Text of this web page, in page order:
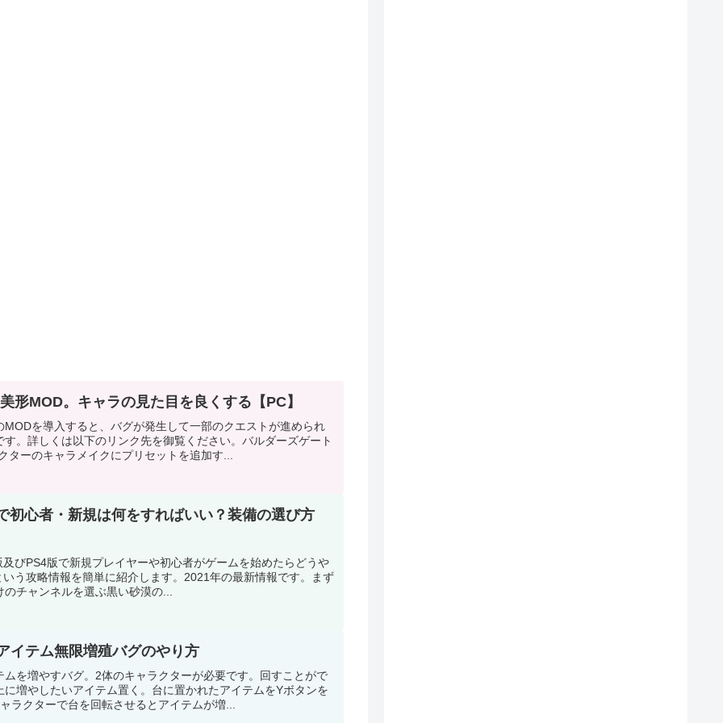
形MOD。キャラの見た目を良くする【PC】
を導入すると、バグが発生して一部のクエストが進められ
。詳しくは以下のリンク先を御覧ください。バルダーズゲート
ターのキャラメイクにプリセットを追加す...
初心者・新規は何をすればいい？装備の選び方
びPS4版で新規プレイヤーや初心者がゲームを始めたらどうや
う攻略情報を簡単に紹介します。2021年の最新情報です。まず
チャンネルを選ぶ黒い砂漠の...
イテム無限増殖バグのやり方
を増やすバグ。2体のキャラクターが必要です。回すことがで
増やしたいアイテム置く。台に置かれたアイテムをYボタンを
ラクターで台を回転させるとアイテムが増...